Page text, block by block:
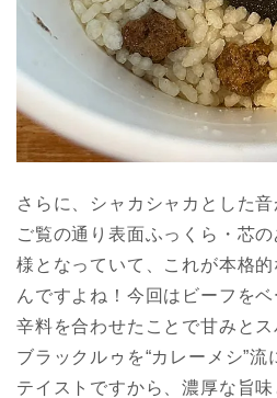
さらに、シャカシャカとした音
ご覧の通り表面ふっくら・芯
様となっていて、これが本格
んですよね！今回はビーフを
辛料を合わせたことで甘みと
ブラックルゥを“カレーメシ”
テイストですから、濃厚な旨